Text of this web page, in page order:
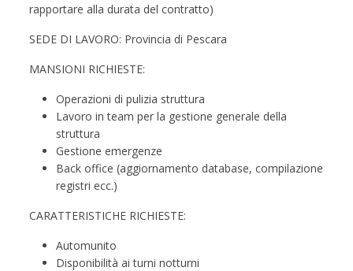
rapportare alla durata del contratto)
SEDE DI LAVORO: Provincia di Pescara
MANSIONI RICHIESTE:
Operazioni di pulizia struttura
Lavoro in team per la gestione generale della
struttura
Gestione emergenze
Back office (aggiornamento database, compilazione
registri ecc.)
CARATTERISTICHE RICHIESTE:
Automunito
Disponibilità ai turni notturni